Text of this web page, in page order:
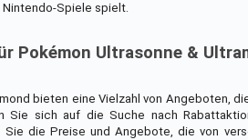
Spiele spielt.
Pokémon Ultrasonne &
bieten eine Vielzahl von Angeboten,
Sie sich auf die Suche nach
Sie die Preise und Angebote, die von